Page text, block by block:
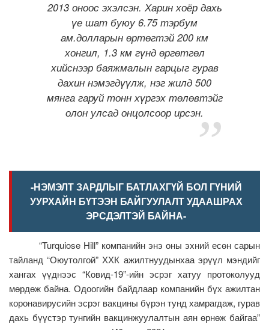
2013 оноос эхэлсэн. Харин хоёр дахь
үе шат буюу 6.75 тэрбум
ам.долларын өртөгтэй 200 км
хонгил, 1.3 км гүнд өргөтгөл
хийснээр баяжмалын гарцыг гурав
дахин нэмэгдүүлж, нэг жилд 500
мянга гаруй тонн хүргэх төлөвтэйг
олон улсад онцолсоор ирсэн.
-НЭМЭЛТ ЗАРДЛЫГ БАТЛАХГҮЙ БОЛ ГҮНИЙ
УУРХАЙН БҮТЭЭН БАЙГУУЛАЛТ УДААШРАХ
ЭРСДЭЛТЭЙ БАЙНА-
“Turquiose Hill” компанийн энэ оны эхний есөн сарын
тайланд “Оюутолгой” ХХК ажилтнуудынхаа эрүүл мэндийг
хангах үүднээс “Ковид-19”-ийн эсрэг хатуу протоколууд
мөрдөж байна. Одоогийн байдлаар компанийн бүх ажилтан
коронавирусийн эсрэг вакцины бүрэн тунд хамрагдаж, гурав
дахь бүүстэр тунгийн вакцинжуулалтын аян өрнөж байгаа”